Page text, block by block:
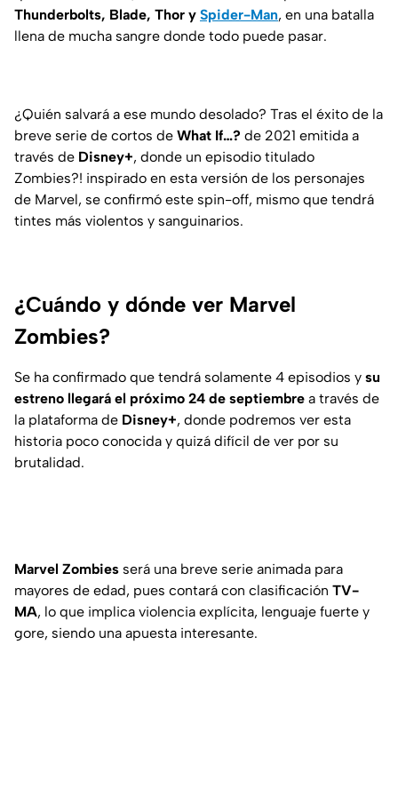
Thunderbolts, Blade, Thor y Spider-Man, en una batalla
llena de mucha sangre donde todo puede pasar.
¿Quién salvará a ese mundo desolado? Tras el éxito de la
breve serie de cortos de What If…? de 2021 emitida a
través de Disney+, donde un episodio titulado
Zombies?! inspirado en esta versión de los personajes
de Marvel, se confirmó este spin-off, mismo que tendrá
tintes más violentos y sanguinarios.
¿Cuándo y dónde ver Marvel
Zombies?
Se ha confirmado que tendrá solamente 4 episodios y su
estreno llegará el próximo 24 de septiembre a través de
la plataforma de Disney+, donde podremos ver esta
historia poco conocida y quizá difícil de ver por su
brutalidad.
Marvel Zombies será una breve serie animada para
mayores de edad, pues contará con clasificación TV-
MA, lo que implica violencia explícita, lenguaje fuerte y
gore, siendo una apuesta interesante.